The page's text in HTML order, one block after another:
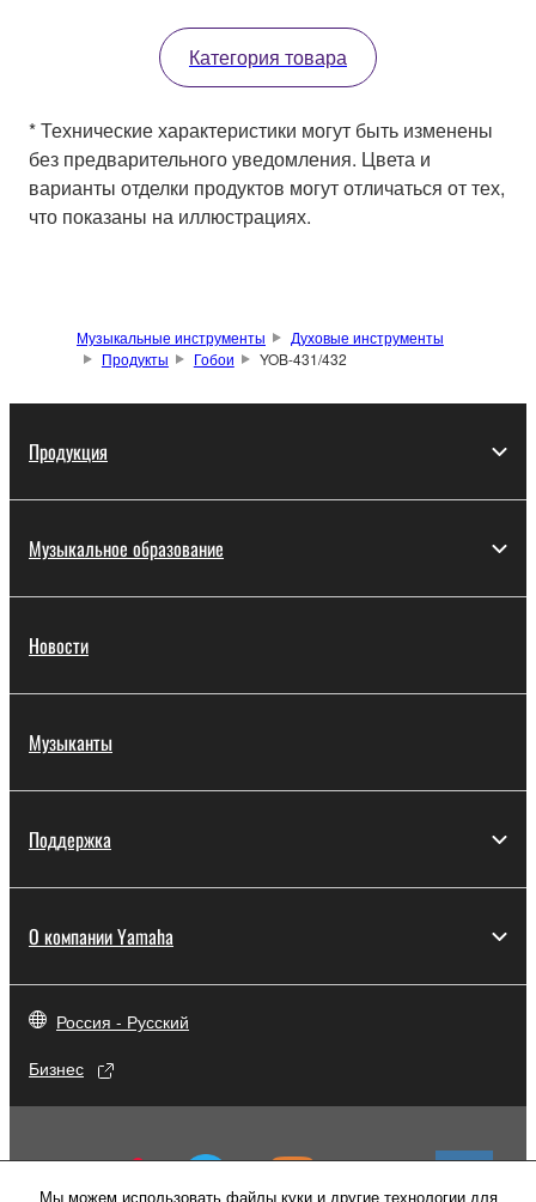
Категория товара
* Технические характеристики могут быть изменены
без предварительного уведомления. Цвета и
варианты отделки продуктов могут отличаться от тех,
что показаны на иллюстрациях.
Музыкальные инструменты
Духовые инструменты
Продукты
Гобои YOB-431/432
Продукция
Музыкальное образование
Новости
Музыканты
Поддержка
О компании Yamaha
Россия - Русский
Бизнес
Мы можем использовать файлы куки и другие технологии для